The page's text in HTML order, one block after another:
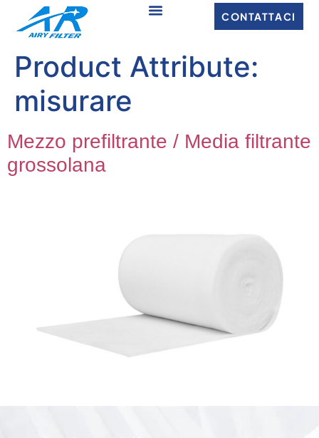
CONTATTACI
Product Attribute:
misurare
Mezzo prefiltrante / Media filtrante
grossolana